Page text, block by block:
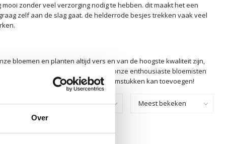
Over
zonder veel verzorging nodig te hebben. dit maakt het een
zelf aan de slag gaat. de helderrode besjes trekken vaak veel
bloemen en planten altijd vers en van de hoogste kwaliteit zijn,
van het werken met gaultheria. onze enthousiaste bloemisten
magie die gaultheria aan jouw bloemstukken kan toevoegen!
Toon: